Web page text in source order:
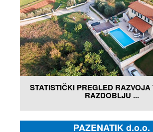
STATISTIČKI PREGLED
RAZDOBLJU ...
PAZENATIK d.o.o.